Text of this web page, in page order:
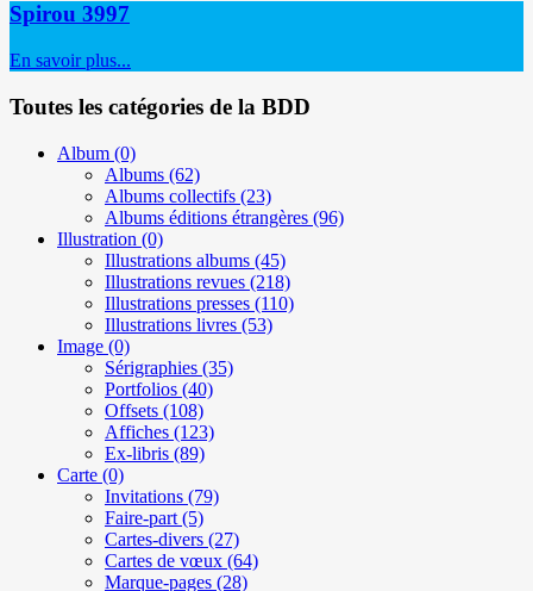
Spirou 3997
En savoir plus...
Toutes les catégories de la BDD
Album (0)
Albums (62)
Albums collectifs (23)
Albums éditions étrangères (96)
Illustration (0)
Illustrations albums (45)
Illustrations revues (218)
Illustrations presses (110)
Illustrations livres (53)
Image (0)
Sérigraphies (35)
Portfolios (40)
Offsets (108)
Affiches (123)
Ex-libris (89)
Carte (0)
Invitations (79)
Faire-part (5)
Cartes-divers (27)
Cartes de vœux (64)
Marque-pages (28)